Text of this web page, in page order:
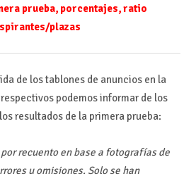
prueba, porcentajes, ratio
plazas
de los tablones de anuncios en la
podemos informar de los
resultados de la primera prueba:
recuento en base a fotografías de
u omisiones. Solo se han